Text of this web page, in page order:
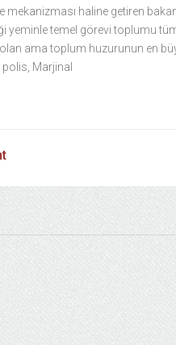
mekanizması haline getiren
yeminle temel görevi toplumu
ama toplum huzurunun en
Marjinal